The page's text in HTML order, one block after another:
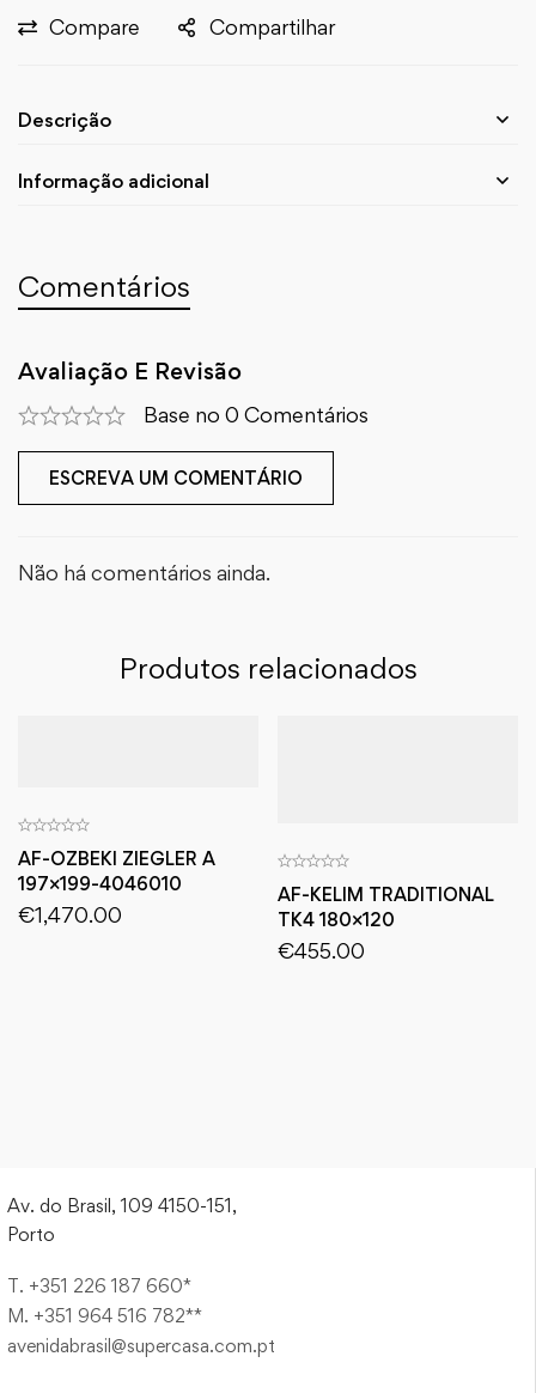
Compare Compartilhar
Descrição
Informação adicional
Comentários
Avaliação E Revisão
Base no 0 Comentários
ESCREVA UM COMENTÁRIO
Não há comentários ainda.
Produtos relacionados
AF-OZBEKI ZIEGLER A
197×199-4046010
€1,470.00
AF-KELIM TRADITIONAL
TK4 180×120
€455.00
Av. do Brasil, 109 4150-151,
Porto
T. +351 226 187 660*
M. +351 964 516 782**
avenidabrasil@supercasa.com.pt